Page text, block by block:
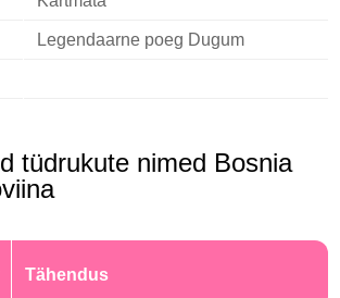
Legendaarne poeg Dugum
tüdrukute nimed Bosnia
Tähendus